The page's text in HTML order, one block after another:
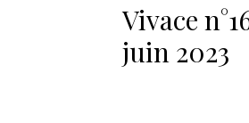
Vivace
juin 2023